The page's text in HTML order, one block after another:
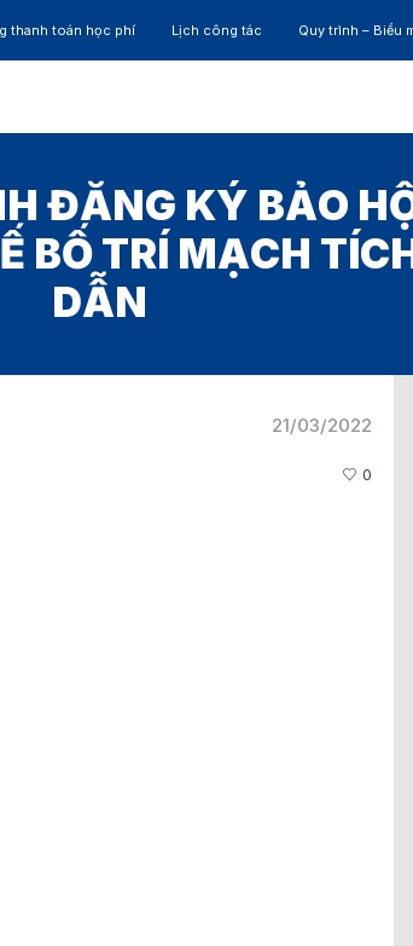
thanh toán học phí Lịch công tác Quy trình – Biểu
ĐĂNG KÝ BẢO
BỐ TRÍ MẠCH
DẪN
21/03/2022
0